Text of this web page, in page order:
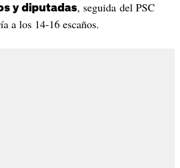
y diputadas, seguida del PSC
a los 14-16 escaños.